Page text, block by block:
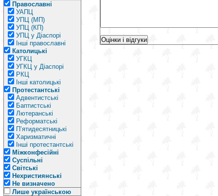
Православні
УАПЦ
УПЦ (МП)
УПЦ (КП)
УПЦ у Діаспорі
Інші православні
Католицькі
УГКЦ
УГКЦ у Діаспорі
РКЦ
Інші католицькі
Протестантські
Адвентистські
Баптистські
Лютеранські
Реформатські
П’ятидесятницькі
Харизматичні
Інші протестантські
Міжконфесійні
Суспільні
Світські
Нехристиянські
Не визначено
Лише українською